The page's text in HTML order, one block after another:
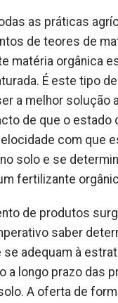
as práticas
de teores de
matéria orgânica
É este tipo
a melhor solução
de que o estado
com que
solo e se
fertilizante
de produtos
saber
adequam à
a longo prazo das
A oferta de